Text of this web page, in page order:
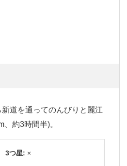
道を通ってのんびりと麗江
約3時間半)。
3つ星: ×